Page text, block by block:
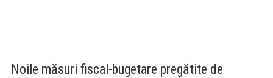
Noile măsuri fiscal-bugetare pregătite de